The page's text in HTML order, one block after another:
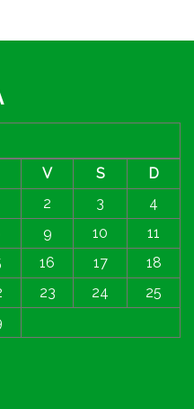
V S
D
2 3
4
9 10
11
16 17
18
23 24
25